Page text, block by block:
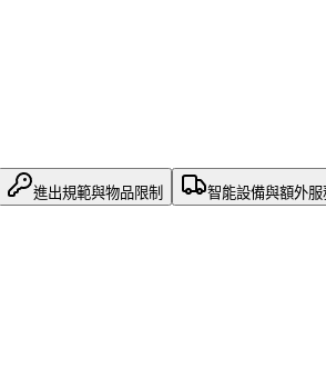
進出規範與物品限制 智能設備與額外服